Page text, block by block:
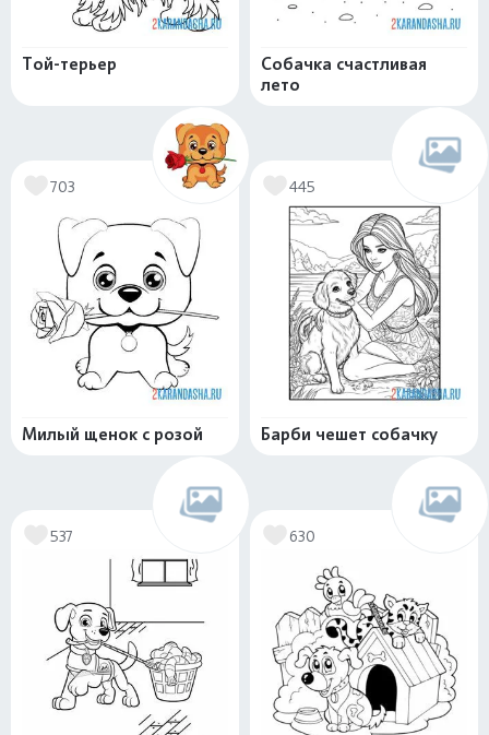
Той-терьер
Собачка счастливая
лето
703
Милый щенок с розой
445
Барби чешет собачку
537 630